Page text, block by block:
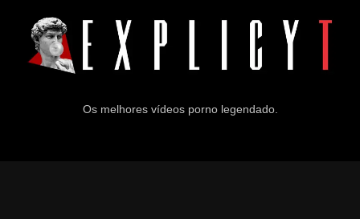
Os melhores vídeos porno legendado.